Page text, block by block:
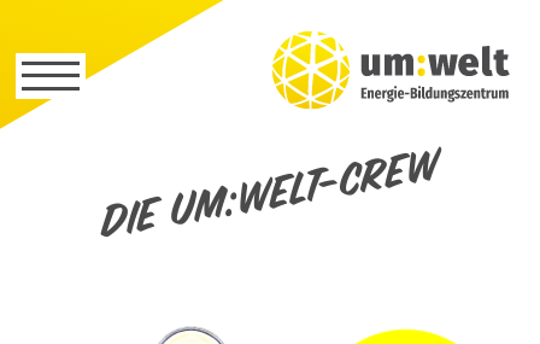
Die um:welt-Crew